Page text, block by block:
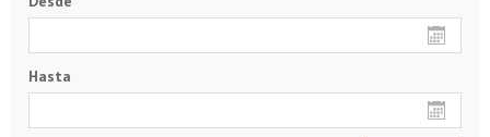
Hasta